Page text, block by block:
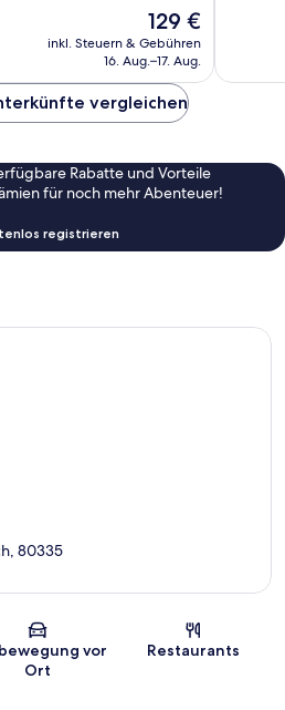
Der
Preis
beträgt
129 €
inkl. Steuern & Gebühren
16. Aug.–17. Aug.
vergleichen
Rabatte und Vorteile
für noch mehr Abenteuer!
registrieren
Karte
80335
vor
Ort
Restaurants